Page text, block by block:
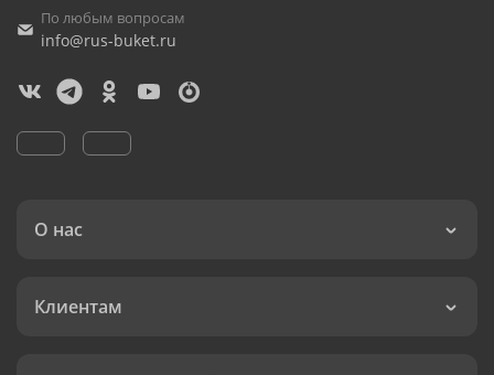
По любым вопросам
info@rus-buket.ru
О нас
Клиентам